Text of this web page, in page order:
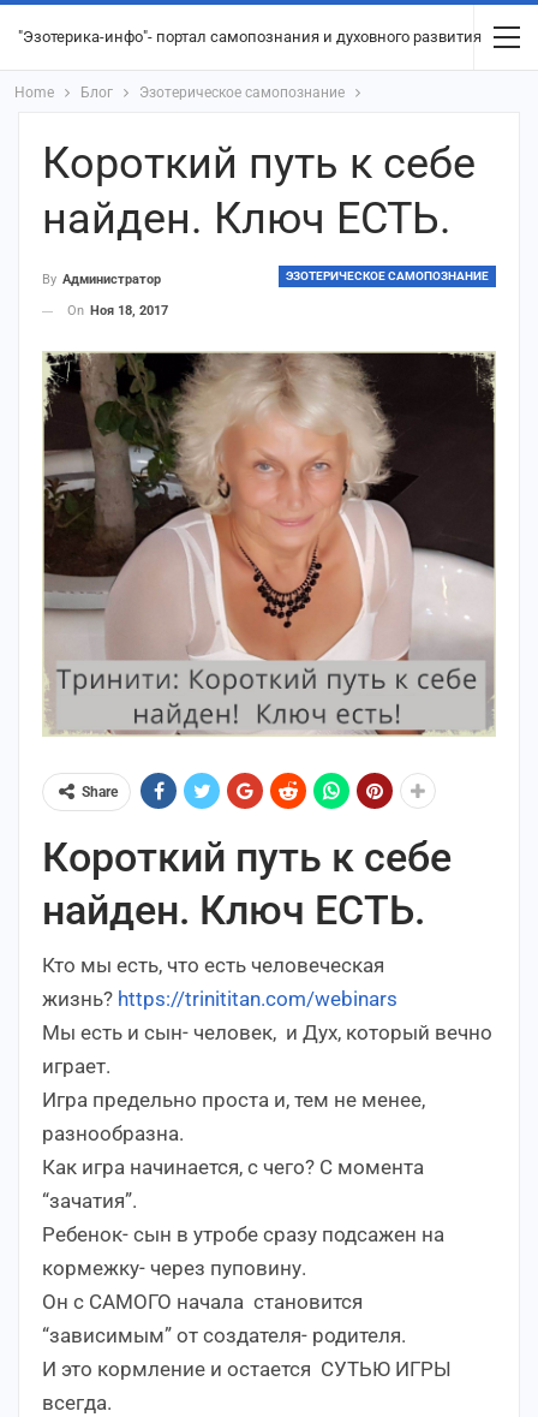
"Эзотерика-инфо"- портал самопознания и духовного развития
Home Блог Эзотерическое самопознание
Короткий путь к себе
найден. Ключ ЕСТЬ.
ЭЗОТЕРИЧЕСКОЕ САМОПОЗНАНИЕ
By Администратор
On Ноя 18, 2017
Share
Короткий путь к себе
найден. Ключ ЕСТЬ.
Кто мы есть, что есть человеческая
жизнь? https://trinititan.com/webinars
Мы есть и сын- человек, и Дух, который вечно
играет.
Игра предельно проста и, тем не менее,
разнообразна.
Как игра начинается, с чего? С момента
“зачатия”.
Ребенок- сын в утробе сразу подсажен на
кормежку- через пуповину.
Он с САМОГО начала становится
“зависимым” от создателя- родителя.
И это кормление и остается СУТЬЮ ИГРЫ
всегда.